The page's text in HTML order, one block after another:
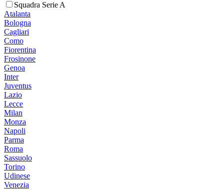
Squadra Serie A
Atalanta
Bologna
Cagliari
Como
Fiorentina
Frosinone
Genoa
Inter
Juventus
Lazio
Lecce
Milan
Monza
Napoli
Parma
Roma
Sassuolo
Torino
Udinese
Venezia